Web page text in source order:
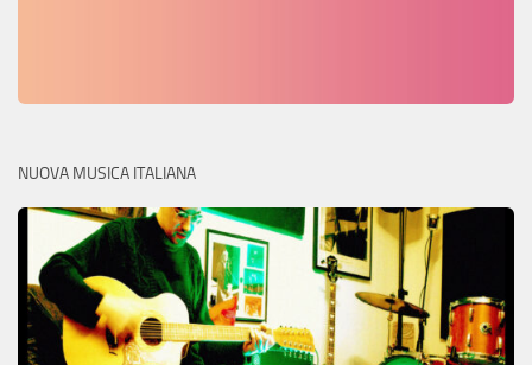
NUOVA MUSICA ITALIANA